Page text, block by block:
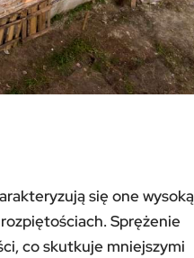
się one wysoką
Sprężenie
co skutkuje mniejszymi